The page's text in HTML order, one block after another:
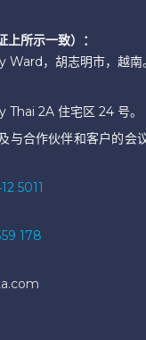
所示一致）：
，胡志明市，越南。
Thai 2A 住宅区 24 号。
与合作伙伴和客户的会
5011
178